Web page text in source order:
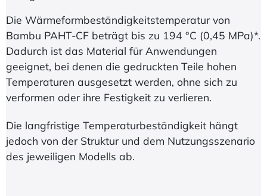
Die Wärmeformbeständigkeitstemperatur von
Bambu PAHT-CF beträgt bis zu 194 °C (0,45 MPa)*.
Dadurch ist das Material für Anwendungen
geeignet, bei denen die gedruckten Teile hohen
Temperaturen ausgesetzt werden, ohne sich zu
verformen oder ihre Festigkeit zu verlieren.
Die langfristige Temperaturbeständigkeit hängt
jedoch von der Struktur und dem Nutzungsszenario
des jeweiligen Modells ab.